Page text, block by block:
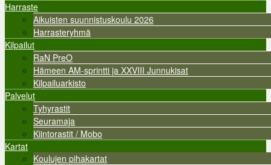
Harraste
Aikuisten suunnistuskoulu 2026
Harrasteryhmä
Kilpailut
RaN PreO
Hämeen AM-sprintti ja XXVIII Junnukisat
Kilpailuarkisto
Palvelut
Tyhyrastit
Seuramaja
Kiintorastit / Mobo
Kartat
Koulujen pihakartat